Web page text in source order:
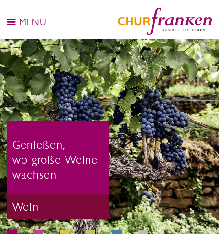
MENÜ
Genießen,
wo große Weine
wachsen
Wein